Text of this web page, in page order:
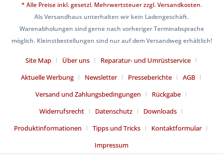
* Alle Preise inkl. gesetzl. Mehrwertsteuer zzgl.Versandkosten.
Als Versandhaus unterhalten wir kein Ladengeschäft.
Warenabholungen sind gerne nach vorheriger Terminabsprache
möglich. Kleinstbestellungen sind nur auf dem Versandweg erhältlich!
Site Map Über uns
Reparatur- und Umrüstservice
Aktuelle Werbung
Newsletter Presseberichte
AGB
Versand und Zahlungsbedingungen
Rückgabe
Widerrufsrecht
Datenschutz
Downloads
Produktinformationen
Tipps und Tricks
Kontaktformular
Impressum